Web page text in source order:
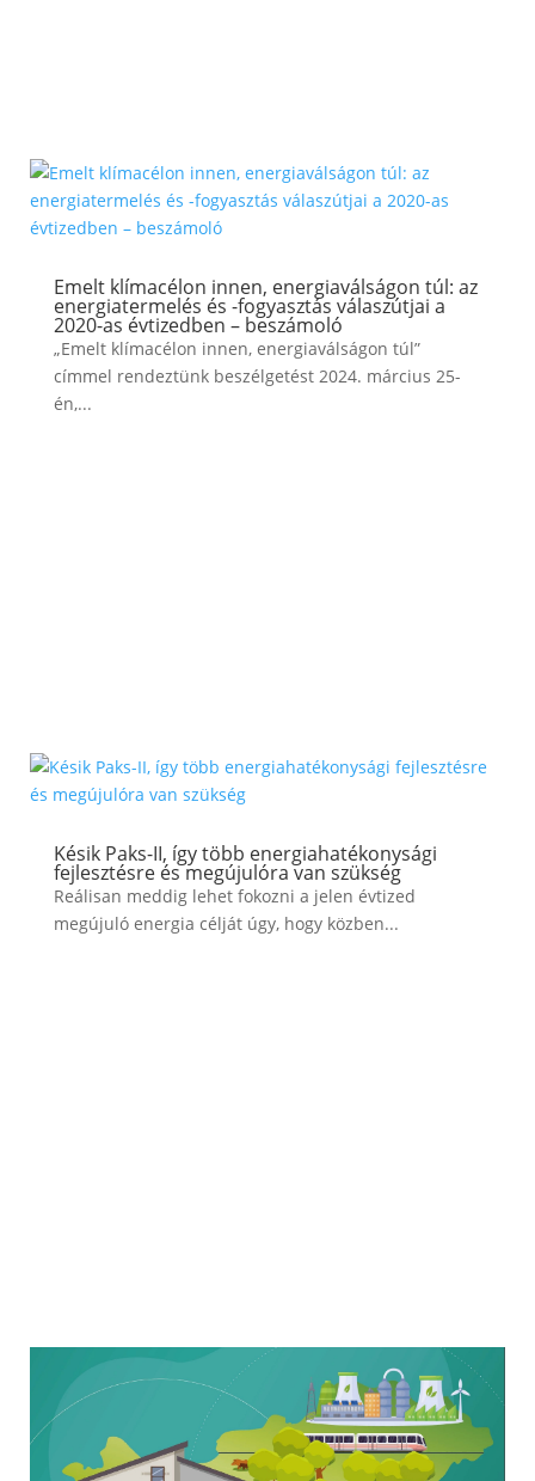
Emelt klímacélon innen, energiaválságon túl: az
energiatermelés és -fogyasztás válaszútjai a
2020-as évtizedben – beszámoló
„Emelt klímacélon innen, energiaválságon túl”
címmel rendeztünk beszélgetést 2024. március 25-
én,...
Késik Paks-II, így több energiahatékonysági
fejlesztésre és megújulóra van szükség
Reálisan meddig lehet fokozni a jelen évtized
megújuló energia célját úgy, hogy közben...